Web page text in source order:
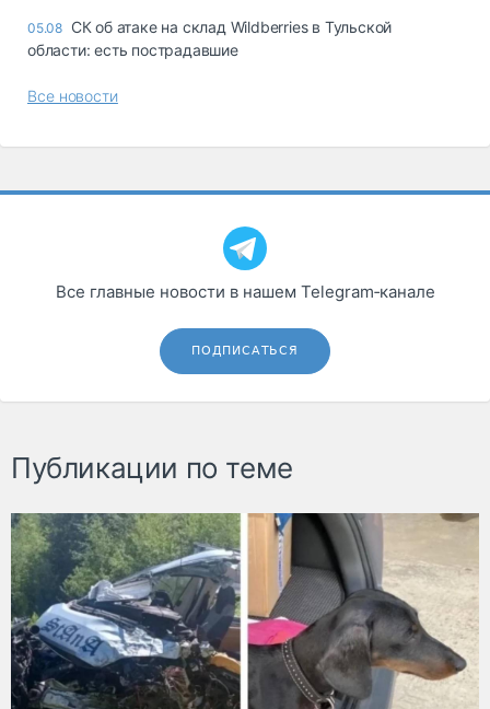
05.08 СК об атаке на склад Wildberries в Тульской
области: есть пострадавшие
Все новости
Все главные новости в нашем Telegram‑канале
ПОДПИСАТЬСЯ
Публикации по теме